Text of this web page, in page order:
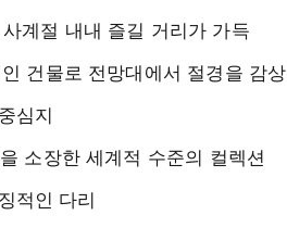
계절 내내 즐길 거리가 가득
건물로 전망대에서 절경을 감상
심지
소장한 세계적 수준의 컬렉션
적인 다리